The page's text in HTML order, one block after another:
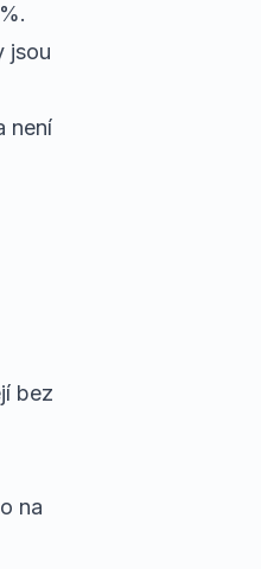
jsou
není
bez
na